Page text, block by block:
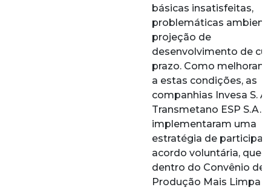
básicas insatisfeitas,
problemáticas
projeção de
desenvolvimento de
prazo. Como
a estas condições, as
companhias Invesa S.
Transmetano ESP S.A.
implementaram uma
estratégia de
acordo voluntária, que
dentro do Convênio de
Produção Mais Limpa